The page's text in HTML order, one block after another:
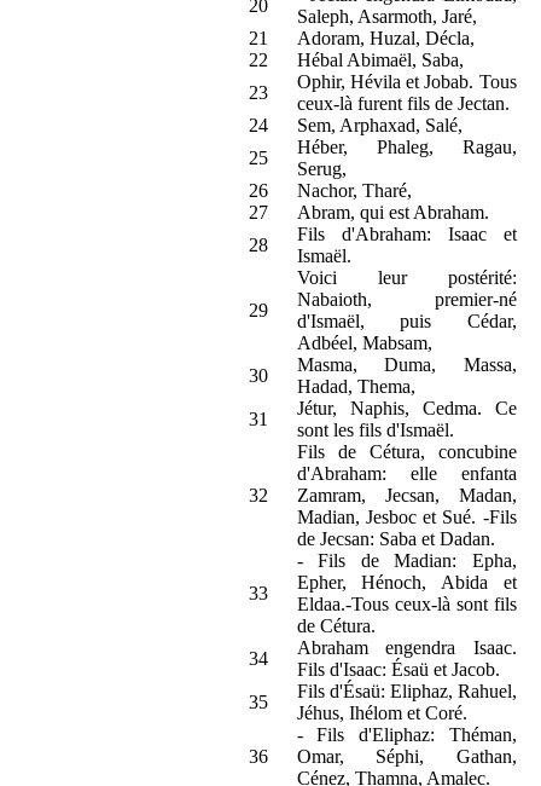
20
Saleph, Asarmoth, Jaré,
21
Adoram, Huzal, Décla,
22
Hébal Abimaël, Saba,
23
Ophir, Hévila et Jobab. Tous
ceux-là furent fils de Jectan.
24
Sem, Arphaxad, Salé,
25
Héber, Phaleg, Ragau,
Serug,
26
Nachor, Tharé,
27
Abram, qui est Abraham.
28
Fils d'Abraham: Isaac et
Ismaël.
29
Voici leur postérité:
Nabaioth, premier-né
d'Ismaël, puis Cédar,
Adbéel, Mabsam,
30
Masma, Duma, Massa,
Hadad, Thema,
31
Jétur, Naphis, Cedma. Ce
sont les fils d'Ismaël.
32
Fils de Cétura, concubine
d'Abraham: elle enfanta
Zamram, Jecsan, Madan,
Madian, Jesboc et Sué. -Fils
de Jecsan: Saba et Dadan.
33
- Fils de Madian: Epha,
Epher, Hénoch, Abida et
Eldaa.-Tous ceux-là sont fils
de Cétura.
34
Abraham engendra Isaac.
Fils d'Isaac: Ésaü et Jacob.
35
Fils d'Ésaü: Eliphaz, Rahuel,
Jéhus, Ihélom et Coré.
36
- Fils d'Eliphaz: Théman,
Omar, Séphi, Gathan,
Cénez, Thamna, Amalec.